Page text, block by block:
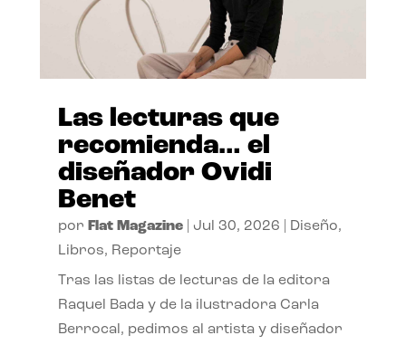
Las lecturas que
recomienda… el
diseñador Ovidi
Benet
por Flat Magazine| Jul 30, 2026 Diseño,
Libros, Reportaje
Tras las listas de lecturas de la editora
Raquel Bada y de la ilustradora Carla
Berrocal, pedimos al artista y diseñador